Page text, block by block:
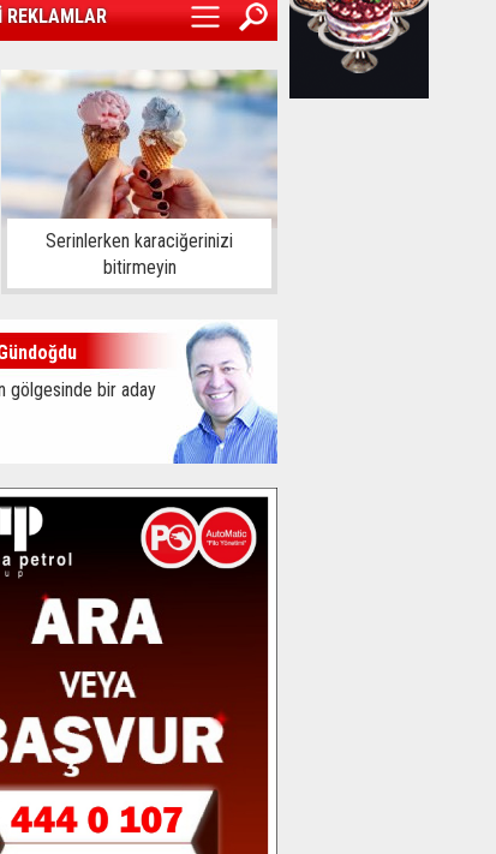
REKLAMLAR
Serinlerken karaciğerinizi
bitirmeyin
gölgesinde bir aday